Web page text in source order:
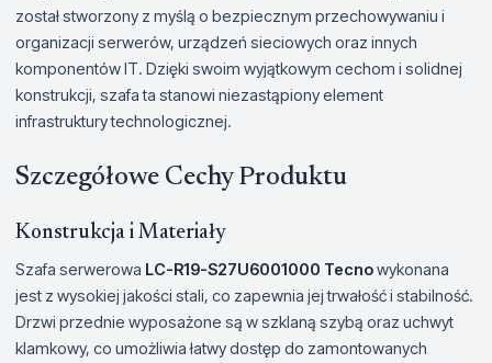
został stworzony z myślą o bezpiecznym przechowywaniu i
organizacji serwerów, urządzeń sieciowych oraz innych
komponentów IT. Dzięki swoim wyjątkowym cechom i solidnej
konstrukcji, szafa ta stanowi niezastąpiony element
infrastruktury technologicznej.
Szczegółowe Cechy Produktu
Konstrukcja i Materiały
Szafa serwerowa LC-R19-S27U6001000 Tecnowykonana
jest z wysokiej jakości stali, co zapewnia jej trwałość i stabilność.
Drzwi przednie wyposażone są w szklaną szybą oraz uchwyt
klamkowy, co umożliwia łatwy dostęp do zamontowanych